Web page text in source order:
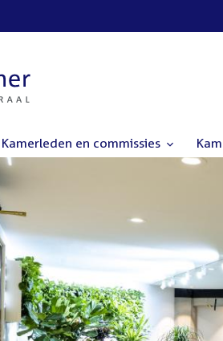
Kamerleden en commissies